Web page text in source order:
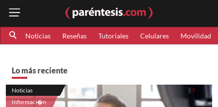
Noticias Reseñas Tutoriales Celulares Movilidad
Lo más reciente
Noticias
Informaci�n